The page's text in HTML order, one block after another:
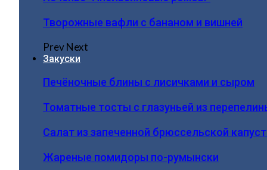
Творожные вафли с бананом и вишней
PrevNext
Закуски
Печёночные блины с лисичками и сыром
Томатные тосты с глазуньей из
Салат из запеченной брюссельской
Жареные помидоры по-румынски